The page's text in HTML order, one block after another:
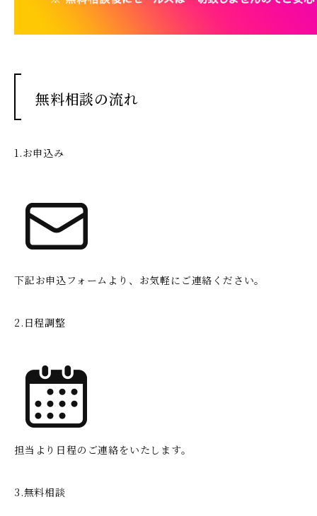
無料相談の流れ
1.お申込み
下記お申込フォームより、お気軽にご連絡ください。
2.日程調整
担当より日程のご連絡をいたします。
3.無料相談